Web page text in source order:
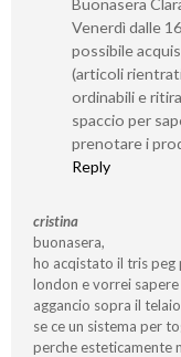
Venerdì dalle
possibile
(articoli
ordinabili e
spaccio per
prenotare i
Reply
cristina
buonasera,
ho acqistato il tris
london e vorrei
aggancio sopra il
se ce un sistema per
perche esteticamente